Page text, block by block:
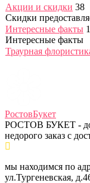
Акции и скидки 38
Скидки
Интересные факты
Интересные факты
Траурная
РостовБукет
РОСТОВ БУКЕТ -
недорого заказ с
мы находимся по
ул.Тургеневская,